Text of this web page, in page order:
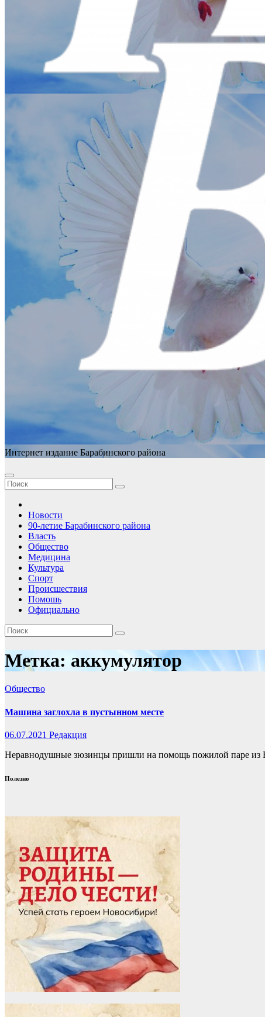
Интернет издание Барабинского района
Новости
90-летие Барабинского района
Власть
Общество
Медицина
Культура
Спорт
Происшествия
Помошь
Официально
Метка: аккумулятор
Общество
Машина заглохла в пустынном месте
06.07.2021 Редакция
Неравнодушные зюзинцы пришли на помощь пожилой паре из
Полезно